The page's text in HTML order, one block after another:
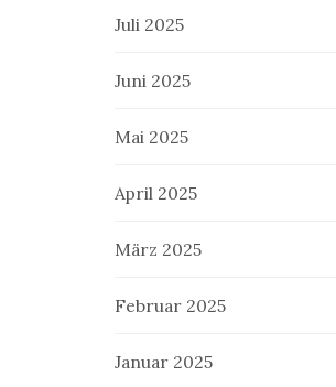
Juli 2025
Juni 2025
Mai 2025
April 2025
März 2025
Februar 2025
Januar 2025